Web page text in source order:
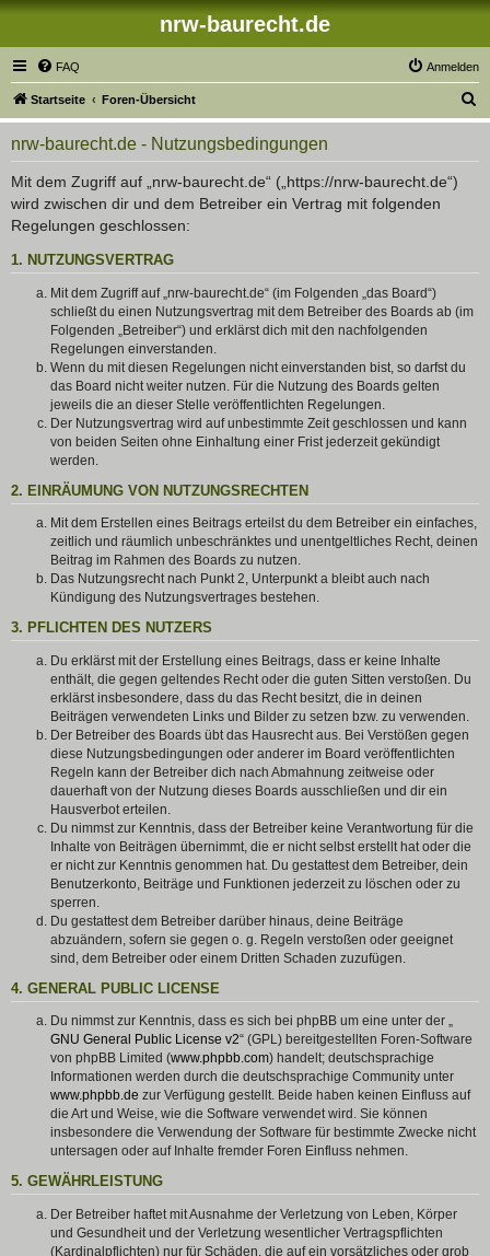
nrw-baurecht.de
FAQ Anmelden
Startseite Foren-Übersicht
u
nrw-baurecht.de - Nutzungsbedingungen
Mit dem Zugriff auf „nrw-baurecht.de“ („https://nrw-baurecht.de“)
wird zwischen dir und dem Betreiber ein Vertrag mit folgenden
Regelungen geschlossen:
1. NUTZUNGSVERTRAG
Mit dem Zugriff auf „nrw-baurecht.de“ (im Folgenden „das Board“)
schließt du einen Nutzungsvertrag mit dem Betreiber des Boards ab (im
Folgenden „Betreiber“) und erklärst dich mit den nachfolgenden
Regelungen einverstanden.
Wenn du mit diesen Regelungen nicht einverstanden bist, so darfst du
das Board nicht weiter nutzen. Für die Nutzung des Boards gelten
jeweils die an dieser Stelle veröffentlichten Regelungen.
Der Nutzungsvertrag wird auf unbestimmte Zeit geschlossen und kann
von beiden Seiten ohne Einhaltung einer Frist jederzeit gekündigt
werden.
2. EINRÄUMUNG VON NUTZUNGSRECHTEN
Mit dem Erstellen eines Beitrags erteilst du dem Betreiber ein einfaches,
zeitlich und räumlich unbeschränktes und unentgeltliches Recht, deinen
Beitrag im Rahmen des Boards zu nutzen.
Das Nutzungsrecht nach Punkt 2, Unterpunkt a bleibt auch nach
Kündigung des Nutzungsvertrages bestehen.
3. PFLICHTEN DES NUTZERS
Du erklärst mit der Erstellung eines Beitrags, dass er keine Inhalte
enthält, die gegen geltendes Recht oder die guten Sitten verstoßen. Du
erklärst insbesondere, dass du das Recht besitzt, die in deinen
Beiträgen verwendeten Links und Bilder zu setzen bzw. zu verwenden.
Der Betreiber des Boards übt das Hausrecht aus. Bei Verstößen gegen
diese Nutzungsbedingungen oder anderer im Board veröffentlichten
Regeln kann der Betreiber dich nach Abmahnung zeitweise oder
dauerhaft von der Nutzung dieses Boards ausschließen und dir ein
Hausverbot erteilen.
Du nimmst zur Kenntnis, dass der Betreiber keine Verantwortung für die
Inhalte von Beiträgen übernimmt, die er nicht selbst erstellt hat oder die
er nicht zur Kenntnis genommen hat. Du gestattest dem Betreiber, dein
Benutzerkonto, Beiträge und Funktionen jederzeit zu löschen oder zu
sperren.
Du gestattest dem Betreiber darüber hinaus, deine Beiträge
abzuändern, sofern sie gegen o. g. Regeln verstoßen oder geeignet
sind, dem Betreiber oder einem Dritten Schaden zuzufügen.
4. GENERAL PUBLIC LICENSE
Du nimmst zur Kenntnis, dass es sich bei phpBB um eine unter der „
GNU General Public License v2“ (GPL) bereitgestellten Foren-Software
von phpBB Limited (www.phpbb.com) handelt; deutschsprachige
Informationen werden durch die deutschsprachige Community unter
www.phpbb.de zur Verfügung gestellt. Beide haben keinen Einfluss auf
die Art und Weise, wie die Software verwendet wird. Sie können
insbesondere die Verwendung der Software für bestimmte Zwecke nicht
untersagen oder auf Inhalte fremder Foren Einfluss nehmen.
5. GEWÄHRLEISTUNG
Der Betreiber haftet mit Ausnahme der Verletzung von Leben, Körper
und Gesundheit und der Verletzung wesentlicher Vertragspflichten
(Kardinalpflichten) nur für Schäden, die auf ein vorsätzliches oder grob